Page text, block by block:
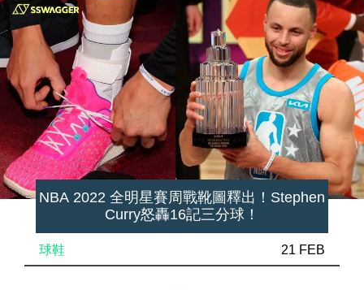
NBA 2022 全明星賽周戰靴圖釋出！Stephen
Curry怒轟16記三分球！
球鞋 21 FEB